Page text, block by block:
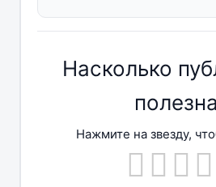
Насколько
Нажмите на звезду,